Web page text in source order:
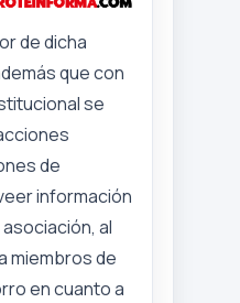
de dicha
que con
se
de
información
al
miembros de
en cuanto a